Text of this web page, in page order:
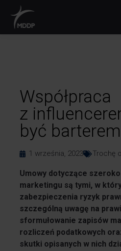
Współpraca
z
być barterem
1 września, 2023 Trochę
Umowy dotyczące
marketingu są tymi, w
zabezpieczenia ryzyk
szczególną uwagę na
sformułowanie zapisów
rozliczeń podatkowych
skutki opisanych w nich